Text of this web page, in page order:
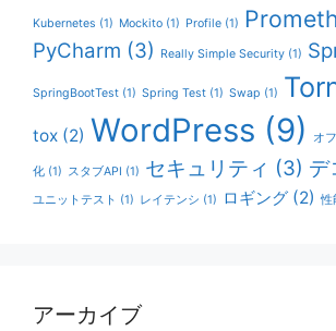
Kubernetes (1) Mockito (1) Profile (1)
PyCharm (3) Really Simple Security (1)
SpringBootTest (1) Spring Test (1) Swap (1)
tox (2) WordPress (9) オ
化 (1) スタブAPI (1) セキュリティ (3) デ
ユニットテスト (1) レイテンシ (1) ロギング (2) 性
アーカイブ